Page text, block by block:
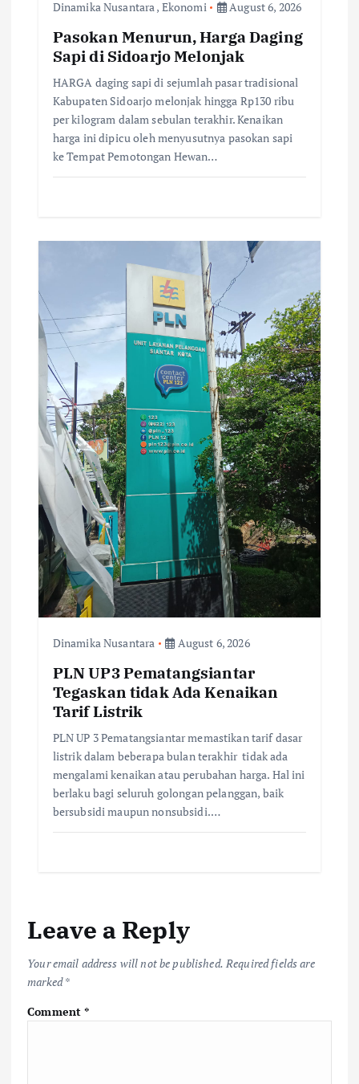
Dinamika Nusantara, Ekonomi August 6, 2026
Pasokan Menurun, Harga Daging
Sapi di Sidoarjo Melonjak
HARGA daging sapi di sejumlah pasar tradisional
Kabupaten Sidoarjo melonjak hingga Rp130 ribu
per kilogram dalam sebulan terakhir. Kenaikan
harga ini dipicu oleh menyusutnya pasokan sapi
ke Tempat Pemotongan Hewan…
Dinamika Nusantara August 6, 2026
PLN UP3 Pematangsiantar
Tegaskan tidak Ada Kenaikan
Tarif Listrik
PLN UP 3 Pematangsiantar memastikan tarif dasar
listrik dalam beberapa bulan terakhir tidak ada
mengalami kenaikan atau perubahan harga. Hal ini
berlaku bagi seluruh golongan pelanggan, baik
bersubsidi maupun nonsubsidi.…
Leave a Reply
Your email address will not be published. Required fields are
marked*
Comment*